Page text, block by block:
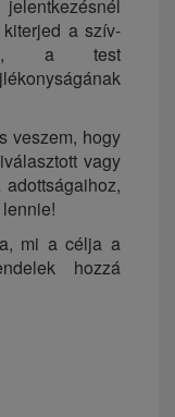
a szív-
a test
veszem, hogy
vagy
mi a célja a
hozzá